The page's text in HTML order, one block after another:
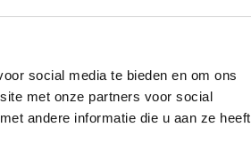
social media te bieden en om ons
met onze partners voor social
andere informatie die u aan ze heeft